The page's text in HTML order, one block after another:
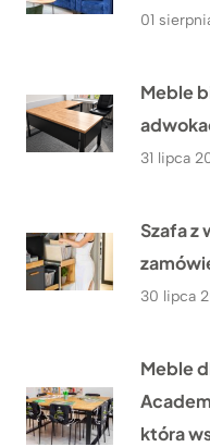
01
Meble
31 lipca
Szafa z
30 lipca
Meble
która